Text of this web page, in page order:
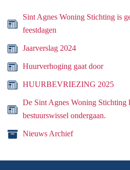
Sint Agnes Woning Stichting is
feestdagen
Jaarverslag 2024
Huurverhoging gaat door
HUURBEVRIEZING 2025
De Sint Agnes Woning Stichting
bestuurswissel ondergaan.
Nieuws Archief